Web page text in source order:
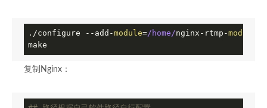
./configure --add-module=/home/nginx-rtmp-module
make
复制Nginx：